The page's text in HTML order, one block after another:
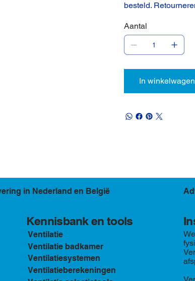
besteld.
Aantal
In winkelwagen
in Nederland en België
Kennisbank en tools
Ventilatie
Ventilatie badkamer
Ventilatiesystemen
Ventilatieberekeningen